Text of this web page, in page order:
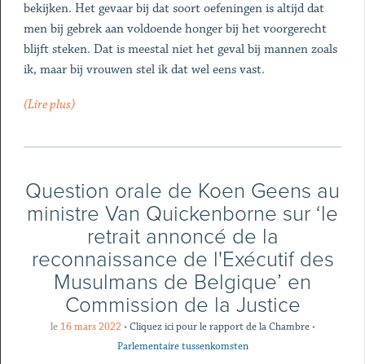
bekijken. Het gevaar bij dat soort oefeningen is altijd dat
men bij gebrek aan voldoende honger bij het voorgerecht
blijft steken. Dat is meestal niet het geval bij mannen zoals
ik, maar bij vrouwen stel ik dat wel eens vast.
(Lire plus)
Question orale de Koen Geens au
ministre Van Quickenborne sur ‘le
retrait annoncé de la
reconnaissance de l'Exécutif des
Musulmans de Belgique’ en
Commission de la Justice
le 16 mars 2022 •Cliquez ici pour le rapport de la Chambre •
Parlementaire tussenkomsten